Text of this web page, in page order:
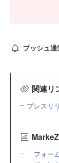
プッシュ
関連リ
プレスリ
「フォ